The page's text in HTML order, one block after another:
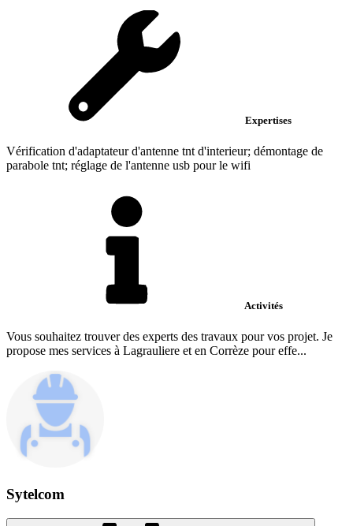
Expertises
Vérification d'adaptateur d'antenne tnt d'interieur; démontage de
parabole tnt; réglage de l'antenne usb pour le wifi
Activités
Vous souhaitez trouver des experts des travaux pour vos projet. Je
propose mes services à Lagrauliere et en Corrèze pour effe...
Sytelcom